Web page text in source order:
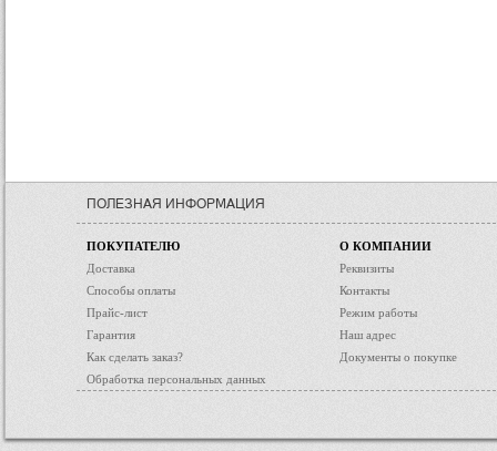
ПОЛЕЗНАЯ ИНФОРМАЦИЯ
ПОКУПАТЕЛЮ
Доставка
Способы оплаты
Прайс-лист
Гарантия
Как сделать заказ?
Обработка персональных данных
О КОМПАНИИ
Реквизиты
Контакты
Режим работы
Наш адрес
Документы о покупке